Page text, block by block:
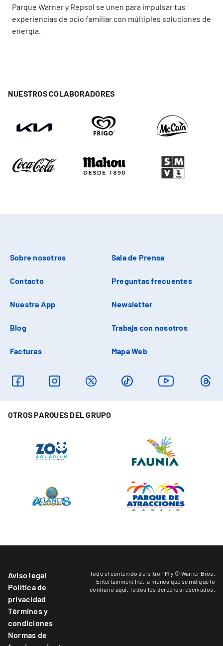
Parque Warner y Repsol se unen para impulsar tus
experiencias de ocio familiar con múltiples soluciones de
energía.
NUESTROS COLABORADORES
Sobre nosotros Sala de Prensa
Contacto Preguntas frecuentes
Nuestra App Newsletter
Blog Trabaja con nosotros
Facturas Mapa Web
OTROS PARQUES DEL GRUPO
Aviso legal
Política de
privacidad
Términos y
condiciones
Normas de
Todo el contenido del sitio TM y © Warner Bros.
Entertainment Inc.,a menos que se indique lo
contrario aquí . Todos los derechos reservados.